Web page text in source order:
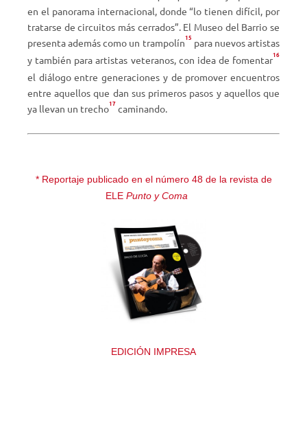
en el panorama internacional, donde “lo tienen difícil, por
tratarse de circuitos más cerrados”. El Museo del Barrio se
presenta además como un trampolín15 para nuevos artistas
y también para artistas veteranos, con idea de fomentar16
el diálogo entre generaciones y de promover encuentros
entre aquellos que dan sus primeros pasos y aquellos que
ya llevan un trecho17 caminando.
* Reportaje publicado en el número 48 de la revista de
ELE Punto y Coma
EDICIÓN IMPRESA